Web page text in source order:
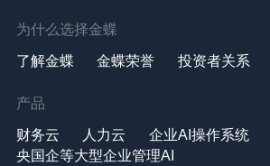
为什么选择金蝶
了解金蝶 金蝶荣誉 投资者关系
产品
财务云 人力云 企业AI操作系统
央国企等大型企业管理AI